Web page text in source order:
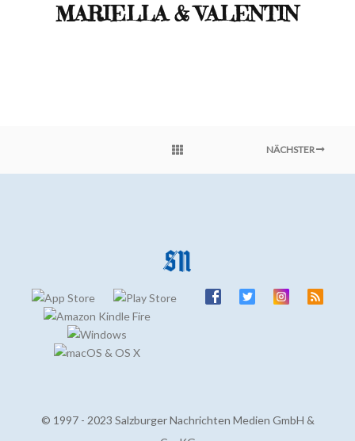
MARIELLA & VALENTIN
NÄCHSTER
© 1997 - 2023 Salzburger Nachrichten Medien GmbH &